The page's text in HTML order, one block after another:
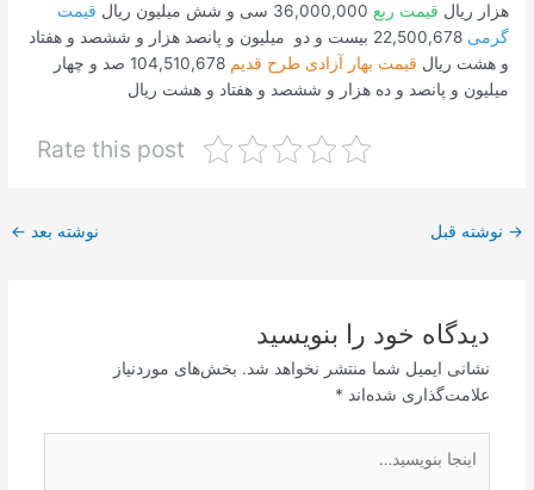
هزار ریال قیمت ربع 36,000,000 سی و شش میلیون ریال
قیمت
گرمی
22,500,678 بیست و دو میلیون و پانصد هزار و ششصد و هفتاد
و هشت ریال قیمت بهار آزادی طرح قدیم
104,510,678 صد و چهار
میلیون و پانصد و ده هزار و ششصد و هفتاد و هشت ریال
Rate this post
پیمایش
→ نوشته قبل نوشته بعد ←
دیدگاه‌ خود را بنویسید
نشانی ایمیل شما منتشر نخواهد شد. بخش‌های موردنیاز
علامت‌گذاری شده‌اند *
بنویسید…